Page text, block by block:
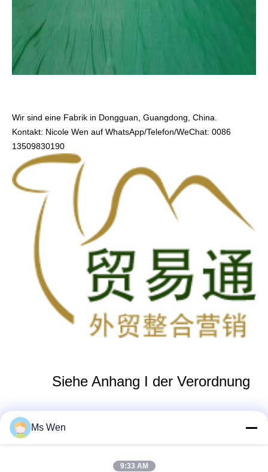
Wir sind eine Fabrik in Dongguan, Guangdong, China.
Kontakt: Nicole Wen auf WhatsApp/Telefon/WeChat: 0086
13509830190
Siehe Anhang I der Verordnung
Schnelle Kontaktaufnahme
Ms Wen
9:33 AM